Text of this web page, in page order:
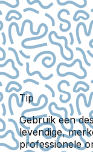
Tip
Gebruik een
levendige,
professionele